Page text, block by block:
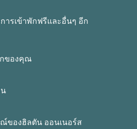
ารเข้าพักฟรีและอื่นๆ อีก
กของคุณ
ของฮิลตัน ออนเนอร์ส